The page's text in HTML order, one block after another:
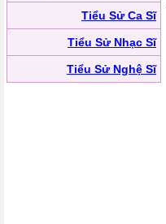
Tiểu Sử Ca Sĩ
Tiểu Sử Nhạc Sĩ
Tiểu Sử Nghệ Sĩ